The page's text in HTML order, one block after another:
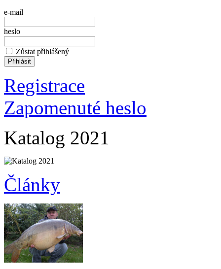
e-mail
heslo
Zůstat přihlášený
Registrace
Zapomenuté heslo
Katalog 2021
Články